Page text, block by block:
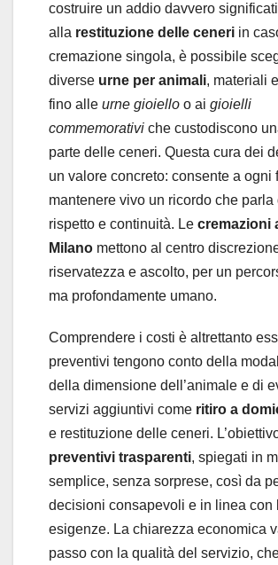
costruire un addio davvero
alla restituzione delle ceneri in
cremazione singola, è possibile
diverse urne per animali, materiali
fino alle urne gioiello o ai gioielli
commemorativi che custodiscono
parte delle ceneri. Questa cura dei
un valore concreto: consente a ogni
mantenere vivo un ricordo che parla
rispetto e continuità. Le cremazioni
Milano mettono al centro
riservatezza e ascolto, per un
ma profondamente umano.
Comprendere i costi è altrettanto
preventivi tengono conto della
della dimensione dell’animale e di
servizi aggiuntivi come ritiro a
e restituzione delle ceneri.
preventivi trasparenti, spiegati in
semplice, senza sorprese, così da
decisioni consapevoli e in linea con
esigenze. La chiarezza economica
passo con la qualità del servizio,